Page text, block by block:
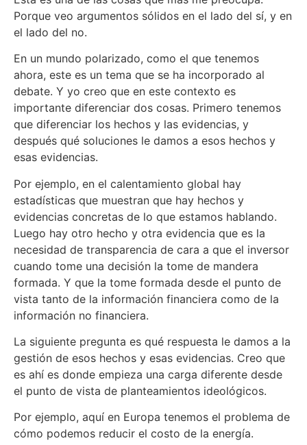
Porque veo argumentos sólidos en el lado del sí, y en
el lado del no.
En un mundo polarizado, como el que tenemos
ahora, este es un tema que se ha incorporado al
debate. Y yo creo que en este contexto es
importante diferenciar dos cosas. Primero tenemos
que diferenciar los hechos y las evidencias, y
después qué soluciones le damos a esos hechos y
esas evidencias.
Por ejemplo, en el calentamiento global hay
estadísticas que muestran que hay hechos y
evidencias concretas de lo que estamos hablando.
Luego hay otro hecho y otra evidencia que es la
necesidad de transparencia de cara a que el inversor
cuando tome una decisión la tome de mandera
formada. Y que la tome formada desde el punto de
vista tanto de la información financiera como de la
información no financiera.
La siguiente pregunta es qué respuesta le damos a la
gestión de esos hechos y esas evidencias. Creo que
es ahí es donde empieza una carga diferente desde
el punto de vista de planteamientos ideológicos.
Por ejemplo, aquí en Europa tenemos el problema de
cómo podemos reducir el costo de la energía.